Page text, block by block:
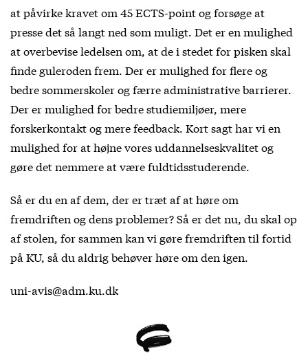
at påvirke kravet om 45 ECTS-point og forsøge at
presse det så langt ned som muligt. Det er en mulighed
at overbevise ledelsen om, at de i stedet for pisken skal
finde guleroden frem. Der er mulighed for flere og
bedre sommerskoler og færre administrative barrierer.
Der er mulighed for bedre studiemiljøer, mere
forskerkontakt og mere feedback. Kort sagt har vi en
mulighed for at højne vores uddannelseskvalitet og
gøre det nemmere at være fuldtidsstuderende.
Så er du en af dem, der er træt af at høre om
fremdriften og dens problemer? Så er det nu, du skal op
af stolen, for sammen kan vi gøre fremdriften til fortid
på KU, så du aldrig behøver høre om den igen.
uni-avis@adm.ku.dk